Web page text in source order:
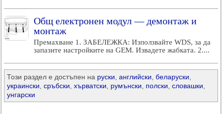
Общ електронен модул — демонтаж и
монтаж
Премахване 1. ЗАБЕЛЕЖКА: Използвайте WDS, за да
запазите настройките на GEM. Извадете жабката. 2....
Този раздел е достъпен на руски английски беларуски
украински сръбски хърватски румънски полски словашки
унгарски